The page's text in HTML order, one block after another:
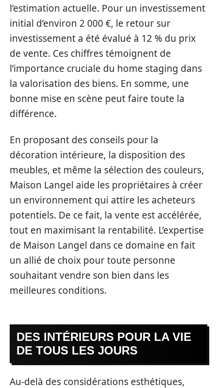
l’estimation actuelle. Pour un investissement
initial d’environ 2 000 €, le retour sur
investissement a été évalué à 12 % du prix
de vente. Ces chiffres témoignent de
l’importance cruciale du home staging dans
la valorisation des biens. En somme, une
bonne mise en scène peut faire toute la
différence.
En proposant des conseils pour la
décoration intérieure, la disposition des
meubles, et même la sélection des couleurs,
Maison Langel aide les propriétaires à créer
un environnement qui attire les acheteurs
potentiels. De ce fait, la vente est accélérée,
tout en maximisant la rentabilité. L’expertise
de Maison Langel dans ce domaine en fait
un allié de choix pour toute personne
souhaitant vendre son bien dans les
meilleures conditions.
DES INTÉRIEURS POUR LA VIE
DE TOUS LES JOURS
Au-delà des considérations esthétiques,